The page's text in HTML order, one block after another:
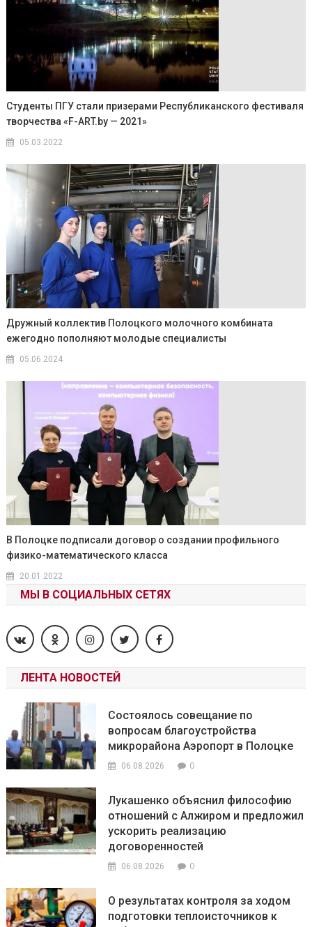
Студенты ПГУ стали призерами Республиканского фестиваля
творчества «F-ART.by — 2021»
05.03.2022
Дружный коллектив Полоцкого молочного комбината
ежегодно пополняют молодые специалисты
05.06.2024
В Полоцке подписали договор о создании профильного
физико-математического класса
20.01.2022
МЫ В СОЦИАЛЬНЫХ СЕТЯХ
ЛЕНТА НОВОСТЕЙ
Состоялось совещание по
вопросам благоустройства
микрорайона Аэропорт в Полоцке
06.08.2026 0
Лукашенко объяснил философию
отношений с Алжиром и предложил
ускорить реализацию
договоренностей
06.08.2026 0
О результатах контроля за ходом
подготовки теплоисточников к